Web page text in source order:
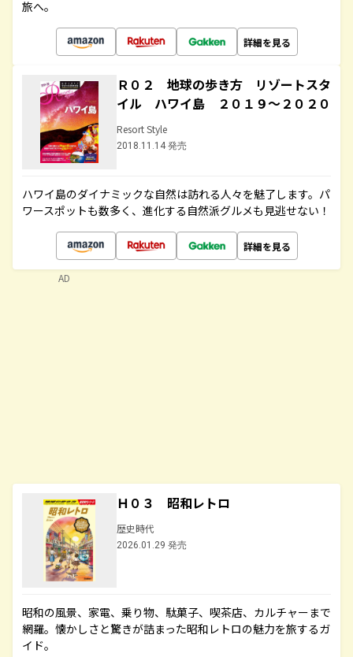
旅へ。
詳細を見る
Ｒ０２ 地球の歩き方 リゾートスタ
イル ハワイ島 ２０１９～２０２０
Resort Style
2018.11.14 発売
ハワイ島のダイナミックな自然は訪れる人々を魅了します。パ
ワースポットも数多く、進化する自然派グルメも見逃せない！
詳細を見る
Ｈ０３ 昭和レトロ
歴史時代
2026.01.29 発売
昭和の風景、家電、乗り物、駄菓子、喫茶店、カルチャーまで
網羅。懐かしさと驚きが詰まった昭和レトロの魅力を旅するガ
イド。
AD